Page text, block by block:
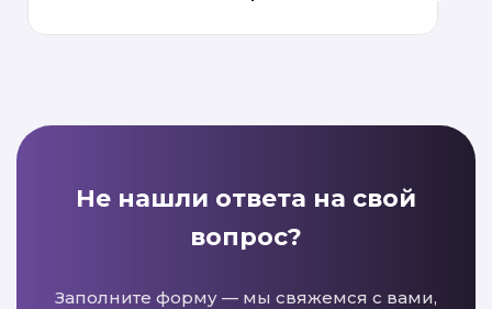
Не нашли ответа на свой
вопрос?
Заполните форму — мы свяжемся с вами,